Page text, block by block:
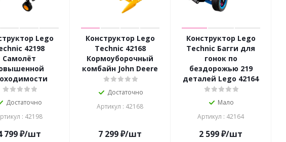
Lego
42198
Самолёт
Достаточно
: 42198
799₽/шт
Конструктор Lego
Technic 42168
Кормоуборочный
комбайн John Deere
Достаточно
Артикул : 42168
7 299₽/шт
Конструктор Lego
Technic Багги для
гонок по
бездорожью 219
деталей Lego 42164
Мало
Артикул : 42164
2 599₽/шт